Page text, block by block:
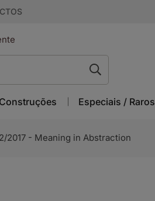
Construções Especiais / Raros
2017 - Meaning in Abstraction